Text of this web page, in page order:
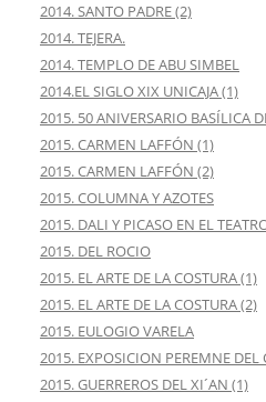
2014. SANTO PADRE (2)
2014. TEJERA.
2014. TEMPLO DE ABU SIMBEL
2014.EL SIGLO XIX UNICAJA (1)
2015. 50 ANIVERSARIO BASÍLICA
2015. CARMEN LAFFÓN (1)
2015. CARMEN LAFFÓN (2)
2015. COLUMNA Y AZOTES
2015. DALI Y PICASO EN EL
2015. DEL ROCIO
2015. EL ARTE DE LA COSTURA (1)
2015. EL ARTE DE LA COSTURA (2)
2015. EULOGIO VARELA
2015. EXPOSICION PEREMNE DEL
2015. GUERREROS DEL XI´AN (1)